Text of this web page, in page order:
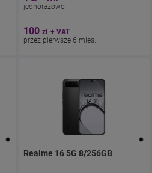
Pamięć 256 GB
jednorazowo
100 zł + VAT
przez pierwsze 6 mies.
. Cena jednorazowo 1.23złz umową
Realme 16 5G 8/256GB